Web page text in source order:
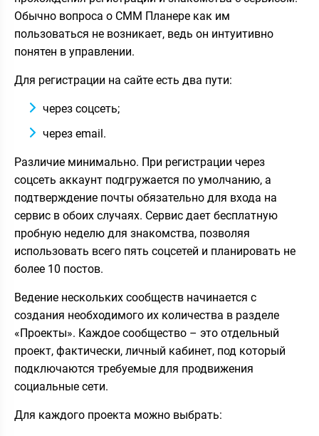
Обычно вопроса о СММ Планере как им
пользоваться не возникает, ведь он интуитивно
понятен в управлении.
Для регистрации на сайте есть два пути:
через соцсеть;
через email.
Различие минимально. При регистрации через
соцсеть аккаунт подгружается по умолчанию, а
подтверждение почты обязательно для входа на
сервис в обоих случаях. Сервис дает бесплатную
пробную неделю для знакомства, позволяя
использовать всего пять соцсетей и планировать не
более 10 постов.
Ведение нескольких сообществ начинается с
создания необходимого их количества в разделе
«Проекты». Каждое сообщество – это отдельный
проект, фактически, личный кабинет, под который
подключаются требуемые для продвижения
социальные сети.
Для каждого проекта можно выбрать: